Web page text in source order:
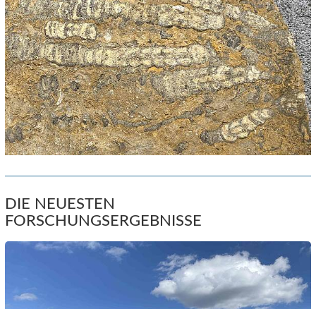
DIE NEUESTEN
FORSCHUNGSERGEBNISSE